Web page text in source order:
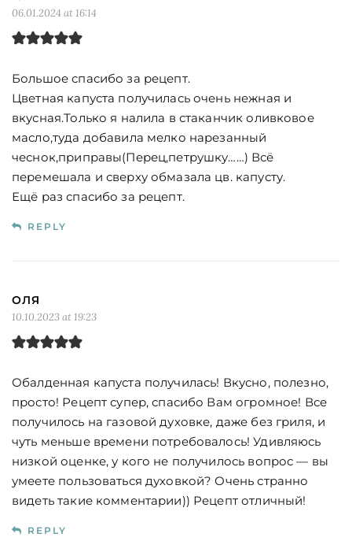
06.01.2024 at 16:14
Большое спасибо за рецепт.
Цветная капуста получилась очень нежная и
вкусная.Только я налила в стаканчик оливковое
масло,туда добавила мелко нарезанный
чеснок,приправы(Перец,петрушку……) Всё
перемешала и сверху обмазала цв. капусту.
Ещё раз спасибо за рецепт.
REPLY
ОЛЯ
10.10.2023 at 19:23
Обалденная капуста получилась! Вкусно, полезно,
просто! Рецепт супер, спасибо Вам огромное! Все
получилось на газовой духовке, даже без гриля, и
чуть меньше времени потребовалось! Удивляюсь
низкой оценке, у кого не получилось вопрос — вы
умеете пользоваться духовкой? Очень странно
видеть такие комментарии)) Рецепт отличный!
REPLY